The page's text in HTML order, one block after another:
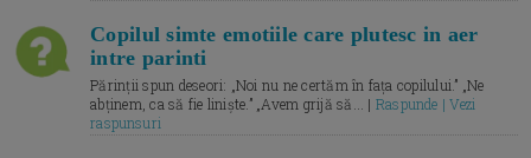
Copilul simte emotiile care plutesc in aer
intre parinti
Părinții spun deseori: „Noi nu ne certăm în fața copilului.” „Ne
abținem, ca să fie liniște.” „Avem grijă să... | Raspunde | Vezi
raspunsuri